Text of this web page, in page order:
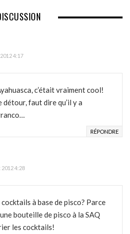
4:17
c’était vraiment cool!
détour, faut dire qu’il y a
RÉPONDRE
2012 4:28
cocktails à base de pisco? Parce
bouteille de pisco à la SAQ
les cocktails!